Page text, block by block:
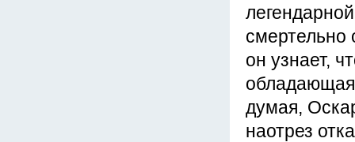
смертельно
он узнает,
обладающая
думая,
наотрез